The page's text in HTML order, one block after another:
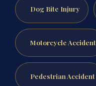
Dog Bite Injury
Motorcycle Accident
Pedestrian Accident